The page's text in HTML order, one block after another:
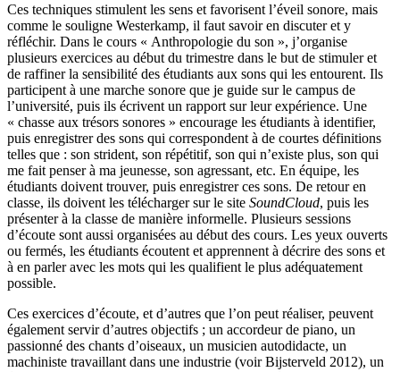
Ces techniques stimulent les sens et favorisent l’éveil sonore, mais
comme le souligne Westerkamp, il faut savoir en discuter et y
réfléchir. Dans le cours « Anthropologie du son », j’organise
plusieurs exercices au début du trimestre dans le but de stimuler et
de raffiner la sensibilité des étudiants aux sons qui les entourent. Ils
participent à une marche sonore que je guide sur le campus de
l’université, puis ils écrivent un rapport sur leur expérience. Une
« chasse aux trésors sonores » encourage les étudiants à identifier,
puis enregistrer des sons qui correspondent à de courtes définitions
telles que : son strident, son répétitif, son qui n’existe plus, son qui
me fait penser à ma jeunesse, son agressant, etc. En équipe, les
étudiants doivent trouver, puis enregistrer ces sons. De retour en
classe, ils doivent les télécharger sur le site SoundCloud, puis les
présenter à la classe de manière informelle. Plusieurs sessions
d’écoute sont aussi organisées au début des cours. Les yeux ouverts
ou fermés, les étudiants écoutent et apprennent à décrire des sons et
à en parler avec les mots qui les qualifient le plus adéquatement
possible.
Ces exercices d’écoute, et d’autres que l’on peut réaliser, peuvent
également servir d’autres objectifs ; un accordeur de piano, un
passionné des chants d’oiseaux, un musicien autodidacte, un
machiniste travaillant dans une industrie (voir Bijsterveld 2012), un